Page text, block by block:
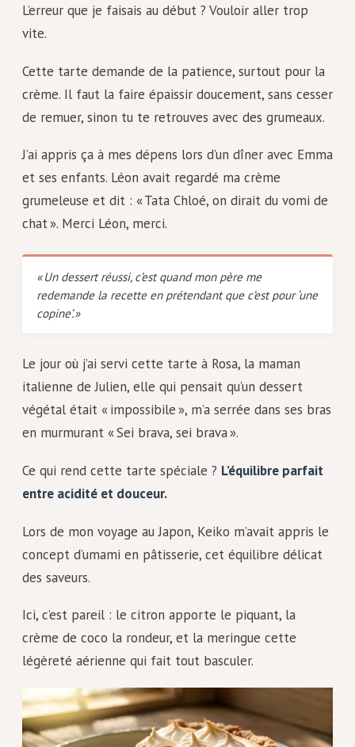
L’erreur que je faisais au début ? Vouloir aller trop
vite.
Cette tarte demande de la patience, surtout pour la
crème. Il faut la faire épaissir doucement, sans cesser
de remuer, sinon tu te retrouves avec des grumeaux.
J’ai appris ça à mes dépens lors d’un dîner avec Emma
et ses enfants. Léon avait regardé ma crème
grumeleuse et dit : « Tata Chloé, on dirait du vomi de
chat ». Merci Léon, merci.
« Un dessert réussi, c’est quand mon père me
redemande la recette en prétendant que c’est pour ‘une
copine’. »
Le jour où j’ai servi cette tarte à Rosa, la maman
italienne de Julien, elle qui pensait qu’un dessert
végétal était « impossibile », m’a serrée dans ses bras
en murmurant « Sei brava, sei brava ».
Ce qui rend cette tarte spéciale ? L’équilibre parfait
entre acidité et douceur.
Lors de mon voyage au Japon, Keiko m’avait appris le
concept d’umami en pâtisserie, cet équilibre délicat
des saveurs.
Ici, c’est pareil : le citron apporte le piquant, la
crème de coco la rondeur, et la meringue cette
légèreté aérienne qui fait tout basculer.